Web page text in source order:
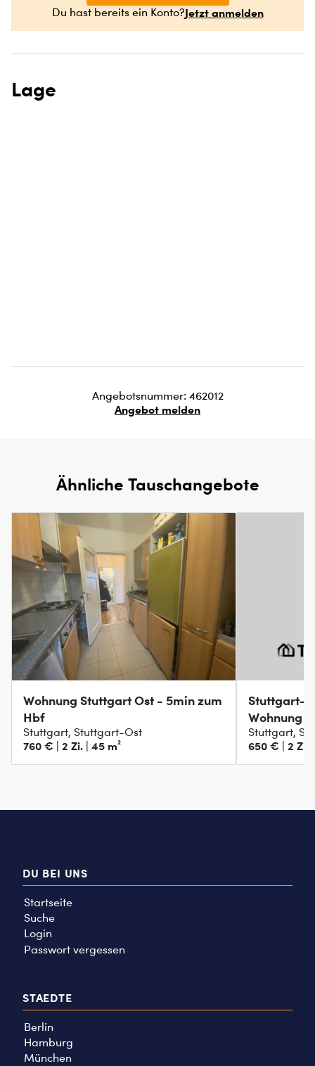
Du hast bereits ein Konto?Jetzt anmelden
Lage
Angebotsnummer: 462012
Angebot melden
Ähnliche Tauschangebote
Wohnung Stuttgart Ost - 5min zum
Hbf
Stuttgart, Stuttgart-Ost
760 € | 2 Zi. | 45 m²
Stuttgart-
Wohnung
Stuttgart,
650 € | 2 Zi.
DU BEI UNS
Startseite
Suche
Login
Passwort vergessen
STAEDTE
Berlin
Hamburg
München